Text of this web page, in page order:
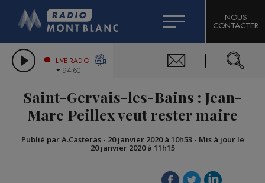
LES CHRONIQUES DE L'EXPERT
CITIZEN MACHINERY
GRAND MASSIF DOMAINES SKIABLES
BIGARD
COMPAGNIE DU MONT-BLANC
NOUS
CONTACTER
LIVE RADIO
94.60
Saint-Gervais-les-Bains : Jean-
Marc Peillex veut rester maire
Publié par A.Casteras- 20 janvier 2020 à 10h53- Mis à jour le
20 janvier 2020 à 11h15